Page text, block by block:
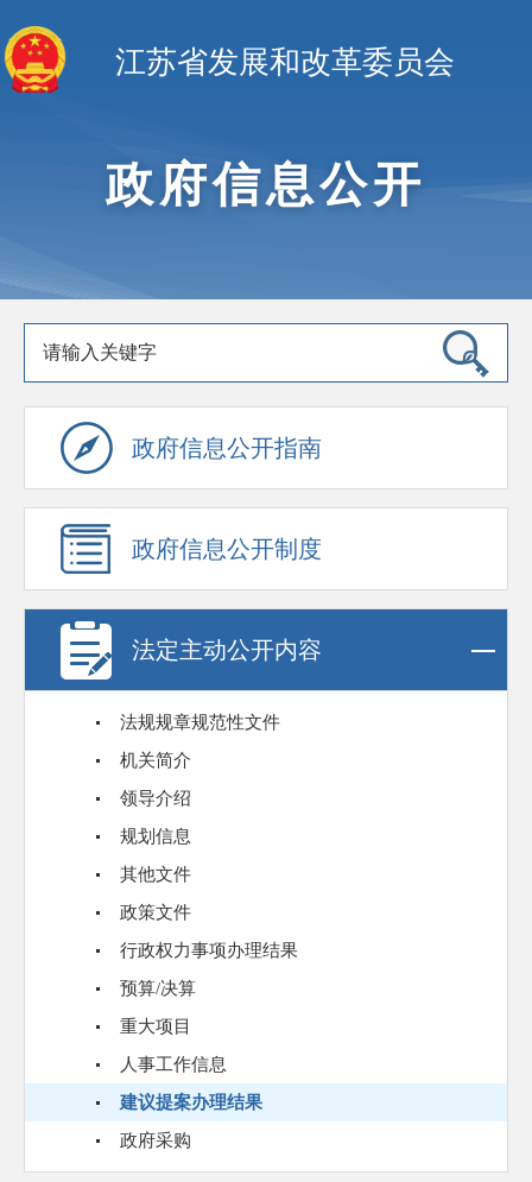
江苏省发展和改革委员会
政府信息公开
政府信息公开指南
政府信息公开制度
法定主动公开内容
法规规章规范性文件
机关简介
领导介绍
规划信息
其他文件
政策文件
行政权力事项办理结果
预算/决算
重大项目
人事工作信息
建议提案办理结果
政府采购